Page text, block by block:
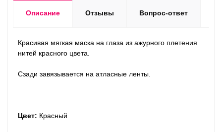
Описание Отзывы Вопрос-ответ
Красивая мягкая маска на глаза из ажурного плетения
нитей красного цвета.
Сзади завязывается на атласные ленты.
Цвет: Красный